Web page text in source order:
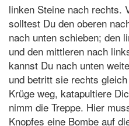
linken Steine nach rechts.
solltest Du den oberen
nach unten schieben; den
und den mittleren nach
kannst Du nach unten
und betritt sie rechts
Krüge weg, katapultiere
nimm die Treppe. Hier
Knopfes eine Bombe auf